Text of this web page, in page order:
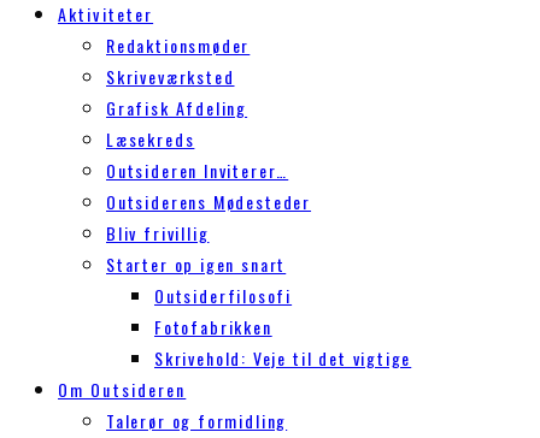
Aktiviteter
Redaktionsmøder
Skriveværksted
Grafisk Afdeling
Læsekreds
Outsideren Inviterer…
Outsiderens Mødesteder
Bliv frivillig
Starter op igen snart
Outsiderfilosofi
Fotofabrikken
Skrivehold: Veje til det vigtige
Om Outsideren
Talerør og formidling